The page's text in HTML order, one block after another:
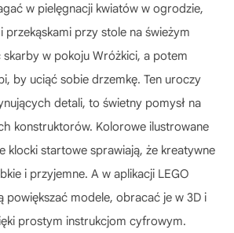
w pielęgnacji kwiatów w ogrodzie,
przekąskami przy stole na świeżym
w pokoju Wróżkici, a potem
by uciąć sobie drzemkę. Ten uroczy
detali, to świetny pomysł na
konstruktorów. Kolorowe ilustrowane
klocki startowe sprawiają, że kreatywne
i przyjemne. A w aplikacji LEGO
powiększać modele, obracać je w 3D i
prostym instrukcjom cyfrowym.